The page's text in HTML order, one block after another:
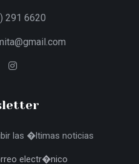
291 6620
las �ltimas noticias